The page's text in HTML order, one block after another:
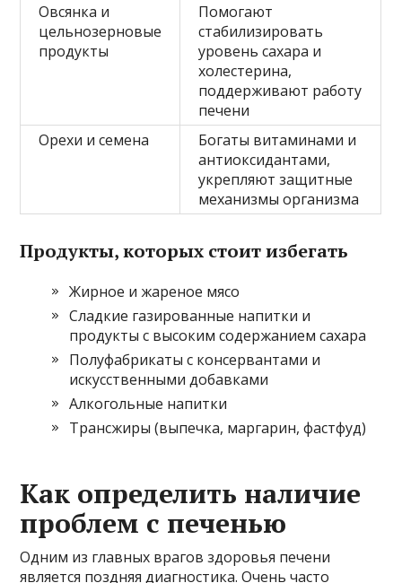
Овсянка и
цельнозерновые
продукты
Помогают
стабилизировать
уровень сахара и
холестерина,
поддерживают работу
печени
Орехи и семена
Богаты витаминами и
антиоксидантами,
укрепляют защитные
механизмы организма
Продукты, которых стоит избегать
Жирное и жареное мясо
Сладкие газированные напитки и
продукты с высоким содержанием сахара
Полуфабрикаты с консервантами и
искусственными добавками
Алкогольные напитки
Трансжиры (выпечка, маргарин, фастфуд)
Как определить наличие
проблем с печенью
Одним из главных врагов здоровья печени
является поздняя диагностика. Очень часто